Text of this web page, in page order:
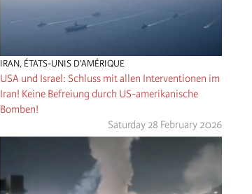
IRAN, ÉTATS-UNIS D’AMÉRIQUE
USA und Israel: Schluss mit allen Interventionen im
Iran! Keine Befreiung durch US-amerikanische
Bomben!
Saturday 28 February 2026